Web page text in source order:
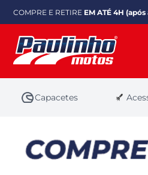
COMPRE E RETIRE EM ATÉ 4H
Capacetes